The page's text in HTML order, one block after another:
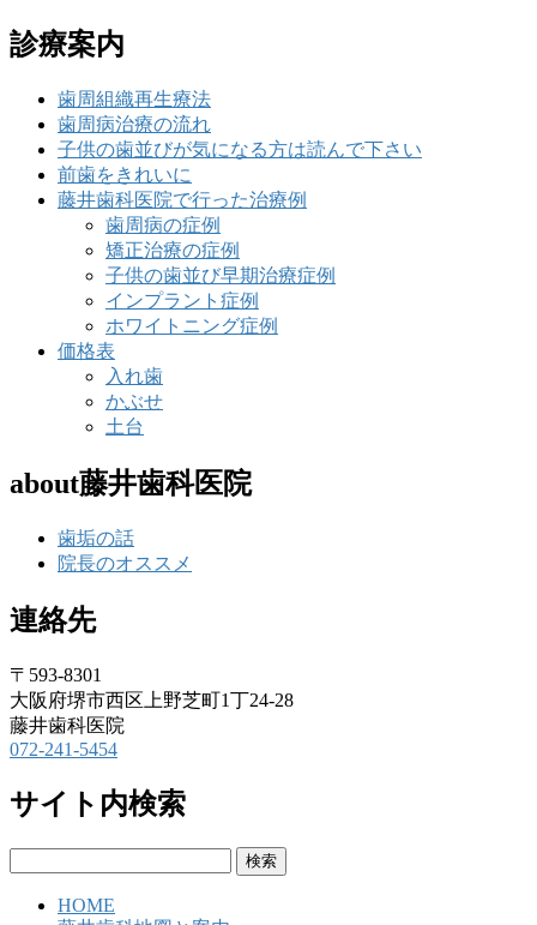
診療案内
歯周組織再生療法
歯周病治療の流れ
子供の歯並びが気になる方は読んで下さい
前歯をきれいに
藤井歯科医院で行った治療例
歯周病の症例
矯正治療の症例
子供の歯並び早期治療症例
インプラント症例
ホワイトニング症例
価格表
入れ歯
かぶせ
土台
about藤井歯科医院
歯垢の話
院長のオススメ
連絡先
〒593-8301
大阪府堺市西区上野芝町1丁24-28
藤井歯科医院
072-241-5454
サイト内検索
HOME